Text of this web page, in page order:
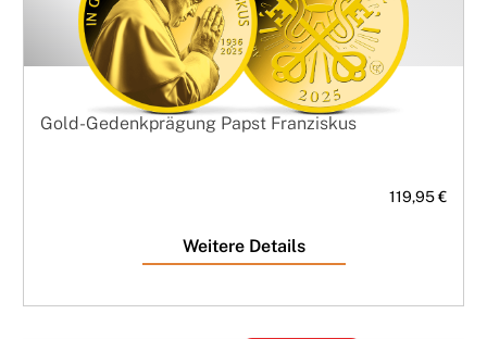
Gold-Gedenkprägung Papst Franziskus
119,95 €
Weitere Details